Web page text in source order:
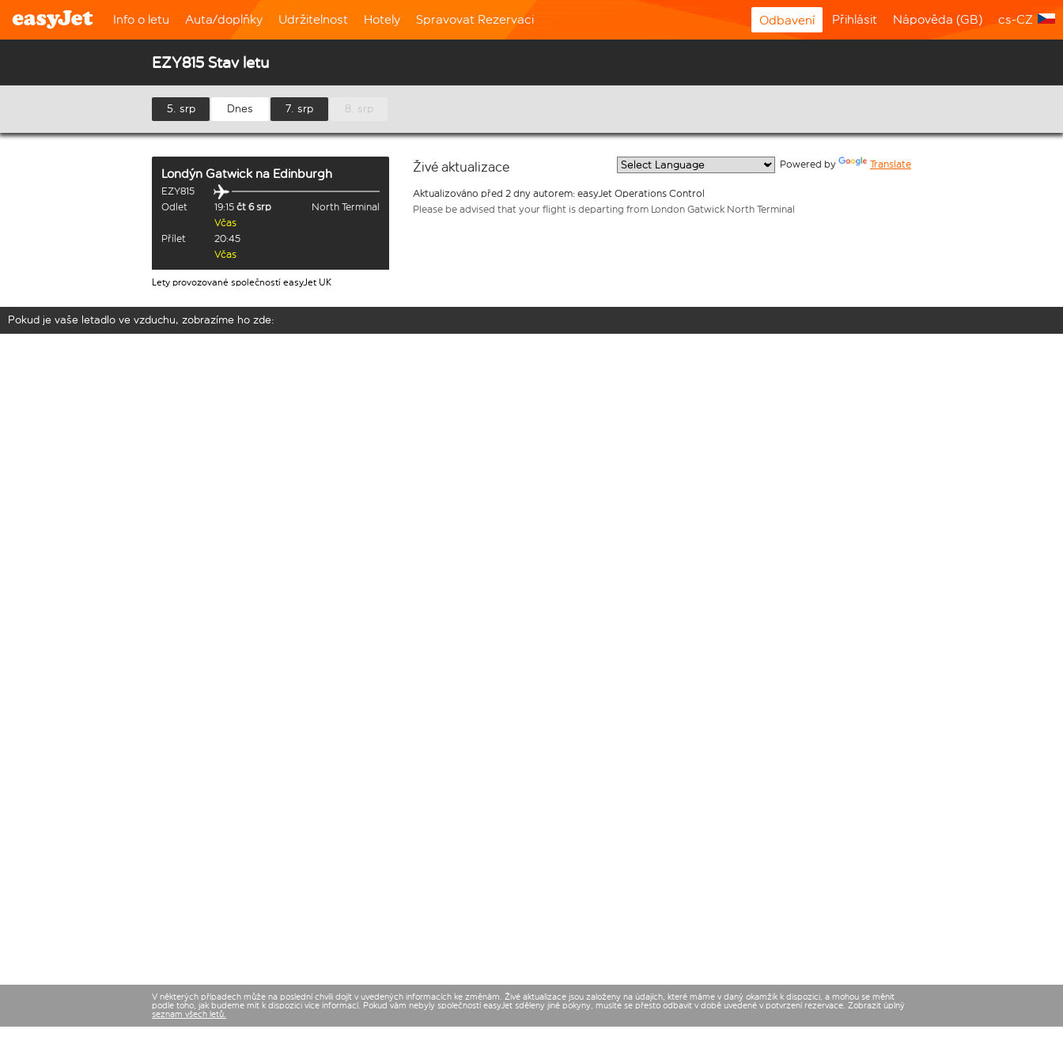
Info o letu Auta/doplňky Udržitelnost Hotely Spravovat Rezervaci Odbavení Přihlásit Nápověda (GB) cs-CZ
EZY815 Stav letu
5. srp Dnes 7. srp 8. srp
Londýn Gatwick na Edinburgh
EZY815
Odlet
19:15 čt 6 srp
North Terminal
Včas
Přílet
20:45
Včas
Lety provozované společností easyJet UK
Živé aktualizace Powered by Translate
Aktualizováno před 2 dny autorem: easyJet Operations Control
Please be advised that your flight is departing from London Gatwick North Terminal
Pokud je vaše letadlo ve vzduchu, zobrazíme ho zde:
V některých případech může na poslední chvíli dojít v uvedených informacích ke změnám. Živé aktualizace jsou založeny na údajích, které máme v daný okamžik k dispozici, a mohou se měnit
podle toho, jak budeme mít k dispozici více informací. Pokud vám nebyly společností easyJet sděleny jiné pokyny, musíte se přesto odbavit v době uvedené v potvrzení rezervace. Zobrazit úplný
seznam všech letů.